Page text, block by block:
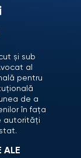
și sub
al
pentru
de a
în fața
autorități
ALE